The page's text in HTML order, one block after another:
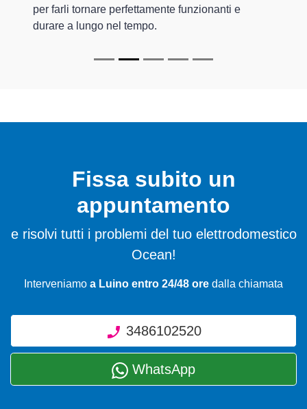
per farli tornare perfettamente funzionanti e
durare a lungo nel tempo.
Fissa subito un
appuntamento
e risolvi tutti i problemi del tuo elettrodomestico
Ocean!
Interveniamo a Luino entro 24/48 ore dalla chiamata
3486102520
WhatsApp